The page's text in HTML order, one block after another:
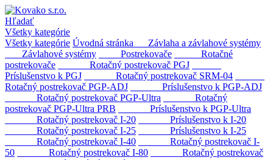
Hľadať
Všetky kategórie
Všetky kategórie Úvodná stránka
Závlaha a závlahové systémy
Závlahové systémy
Postrekovače
Rotačné
postrekovače
Rotačný postrekovač PGJ
Príslušenstvo k PGJ
Rotačný postrekovač SRM-04
Rotačný postrekovač PGP-ADJ
Príslušenstvo k PGP-ADJ
Rotačný postrekovač PGP-Ultra
Rotačný
postrekovač PGP-Ultra PRB
Príslušenstvo k PGP-Ultra
Rotačný postrekovač I-20
Príslušenstvo k I-20
Rotačný postrekovač I-25
Príslušenstvo k I-25
Rotačný postrekovač I-40
Rotačný postrekovač I-
50
Rotačný postrekovač I-80
Rotačný postrekovač